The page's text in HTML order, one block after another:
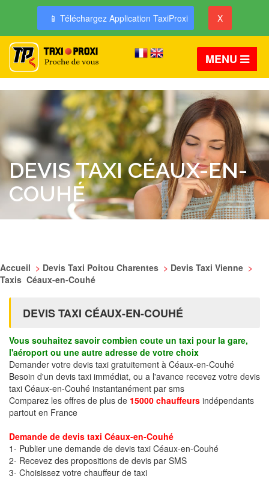
📱 Téléchargez Application TaxiProxi X
MENU
DEVIS TAXI CÉAUX-EN-
COUHÉ
Accueil > Devis Taxi Poitou Charentes > Devis Taxi Vienne >
Taxis Céaux-en-Couhé
DEVIS TAXI CÉAUX-EN-COUHÉ
Vous souhaitez savoir combien coute un taxi pour la gare,
l'aéroport ou une autre adresse de votre choix
Demander votre devis taxi gratuitement à Céaux-en-Couhé
Besoin d'un devis taxi immédiat, ou a l'avance recevez votre devis
taxi Céaux-en-Couhé instantanément par sms
Comparez les offres de plus de 15000 chauffeurs indépendants
partout en France
Demande de devis taxi Céaux-en-Couhé
1- Publier une demande de devis taxi Céaux-en-Couhé
2- Recevez des propositions de devis par SMS
3- Choisissez votre chauffeur de taxi